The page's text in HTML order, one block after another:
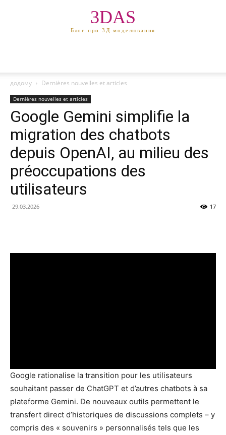
3DAS
Блог про 3Д моделювання
додому Dernières nouvelles et articles
Dernières nouvelles et articles
Google Gemini simplifie la
migration des chatbots
depuis OpenAI, au milieu des
préoccupations des
utilisateurs
29.03.2026 17
Google rationalise la transition pour les utilisateurs
souhaitant passer de ChatGPT et d’autres chatbots à sa
plateforme Gemini. De nouveaux outils permettent le
transfert direct d’historiques de discussions complets – y
compris des « souvenirs » personnalisés tels que les